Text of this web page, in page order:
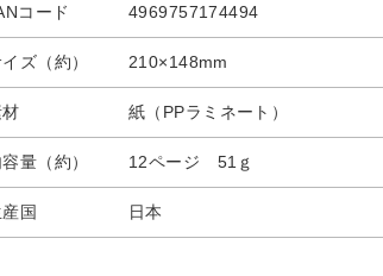
コード 4969757174494
ズ（約） 210×148mm
紙（PPラミネート）
量（約） 12ページ 51ｇ
国 日本